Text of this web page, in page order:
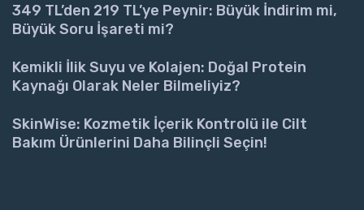
349 TL’den 219 TL’ye Peynir: Büyük İndirim mi,
Büyük Soru İşareti mi?
Kemikli İlik Suyu ve Kolajen: Doğal Protein
Kaynağı Olarak Neler Bilmeliyiz?
SkinWise: Kozmetik İçerik Kontrolü ile Cilt
Bakım Ürünlerini Daha Bilinçli Seçin!